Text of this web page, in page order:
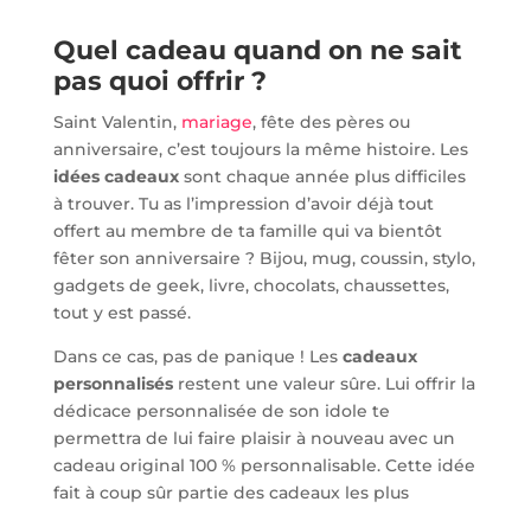
Quel cadeau quand on ne sait
pas quoi offrir ?
Saint Valentin, mariage, fête des pères ou
anniversaire, c’est toujours la même histoire. Les
idées cadeauxsont chaque année plus difficiles
à trouver. Tu as l’impression d’avoir déjà tout
offert au membre de ta famille qui va bientôt
fêter son anniversaire ? Bijou, mug, coussin, stylo,
gadgets de geek, livre, chocolats, chaussettes,
tout y est passé.
Dans ce cas, pas de panique ! Les cadeaux
personnalisésrestent une valeur sûre. Lui offrir la
dédicace personnalisée de son idole te
permettra de lui faire plaisir à nouveau avec un
cadeau original 100 % personnalisable. Cette idée
fait à coup sûr partie des cadeaux les plus